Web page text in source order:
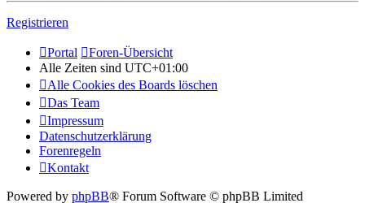
Registrieren
Portal
Foren-Übersicht
Alle Zeiten sind UTC+01:00
Alle Cookies des Boards löschen
Das Team
Impressum
Datenschutzerklärung
Forenregeln
Kontakt
Powered by phpBB® Forum Software © phpBB Limited